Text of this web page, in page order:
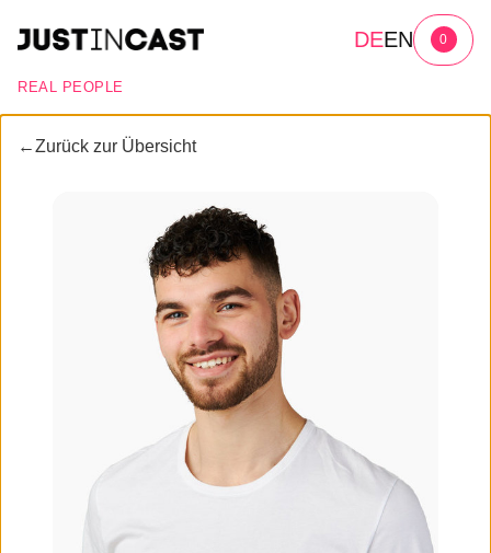
REAL PEOPLE
DEEN 0
←Zurück zur Übersicht